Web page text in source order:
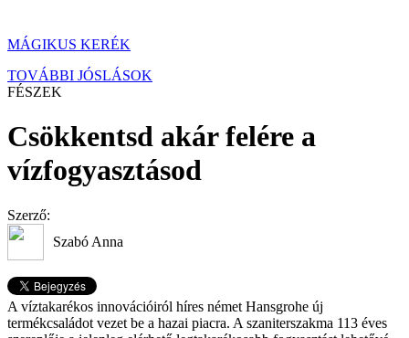
MÁGIKUS KERÉK
TOVÁBBI JÓSLÁSOK
FÉSZEK
Csökkentsd akár felére a
vízfogyasztásod
Szerző:
Szabó Anna
A víztakarékos innovációiról híres német Hansgrohe új
termékcsaládot vezet be a hazai piacra. A szaniterszakma 113 éves